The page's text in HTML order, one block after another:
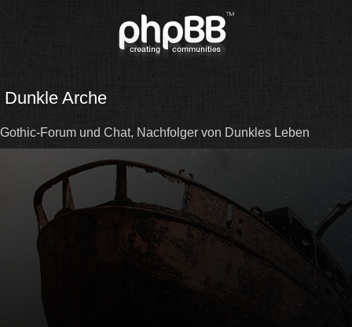
Dunkle Arche
Gothic-Forum und Chat, Nachfolger von Dunkles Leben